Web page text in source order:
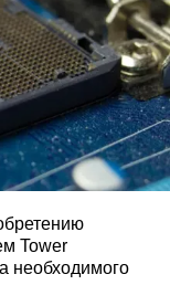
Tower
необходимого